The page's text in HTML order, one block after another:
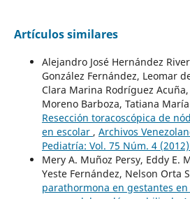
Artículos similares
Alejandro José Hernández
González Fernández, Leomar
Clara Marina Rodríguez
Moreno Barboza, Tatiana
Resección toracoscópica de
en escolar , Archivos
Pediatría: Vol. 75 Núm. 4
Mery A. Muñoz Persy, Eddy E.
Yeste Fernández, Nelson Orta
parathormona en gestantes